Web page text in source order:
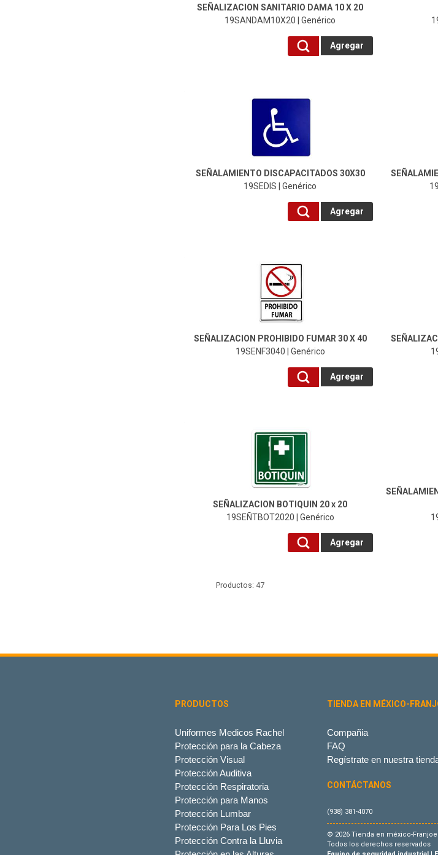
SEÑALIZACION SANITARIO DAMA 10 X 20
19SANDAM10X20 | Genérico
Agregar
SEÑALAMIENTO DISCAPACITADOS 30X30
19SEDIS | Genérico
Agregar
SEÑALIZACION PROHIBIDO FUMAR 30 X 40
19SENF3040 | Genérico
Agregar
SEÑALIZACION BOTIQUIN 20 x 20
19SEÑTBOT2020 | Genérico
Agregar
Productos: 47
PRODUCTOS
Uniformes Medicos Rachel
Protección para la Cabeza
Protección Visual
Protección Auditiva
Protección Respiratoria
Protección para Manos
Protección Lumbar
Protección Para Los Pies
Protección Contra la Lluvia
TIENDA EN MÉXICO-
Compañia
FAQ
Regístrate en nuestra
CONTÁCTANOS
(938) 381-4070
© 2026 Tienda en méxico-
Todos los derechos reservados